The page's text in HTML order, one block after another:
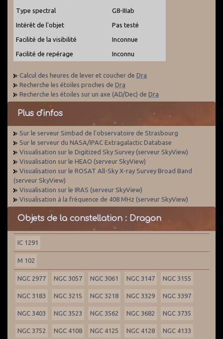
Type spectral G8-IIIab
Intérêt de l'objet Pas testé
Facilité de la visibilité Inconnue
Facilité de repérage Inconnu
Calcul des heures de lever et coucher de Dra
Recherche les étoiles proches de Dra
Recherche les étoiles sur un axe (AD/Dec) de Dra
Plus d'infos
Sur le serveur Simbad de l'observatoire de Strasbourg
Sur le serveur du NASA/IPAC Extragalactic Database
Visualisation sur le Digitized Sky Survey (serveur SkyView)
Visualisation sur le HEAO (serveur SkyView)
Visualisation sur le ROSAT All-Sky X-ray Survey Broad Band
(serveur SkyView)
Visualisation sur le IRAS (serveur SkyView)
Visualisation à la fréquence de 408 MHz (serveur SkyView)
Objets de la constellation : Dragon
IC 1291
M 102
NGC 2977 NGC 3057 NGC 3061 NGC 3147 NGC 3155
NGC 3183 NGC 3215 NGC 3218 NGC 3329 NGC 3397
NGC 3403 NGC 3523 NGC 3562 NGC 3682 NGC 3735
NGC 3752 NGC 4108 NGC 4125 NGC 4128 NGC 4133